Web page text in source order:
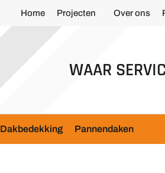
Home Projecten Over ons
WAAR
Dakbedekking Pannendaken